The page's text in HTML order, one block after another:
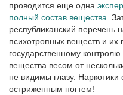
проводится еще одна
полный состав вещества.
республиканский перечень
психотропных веществ и
государственному
вещества весом от
не видимы глазу.
остриженным ногтем!